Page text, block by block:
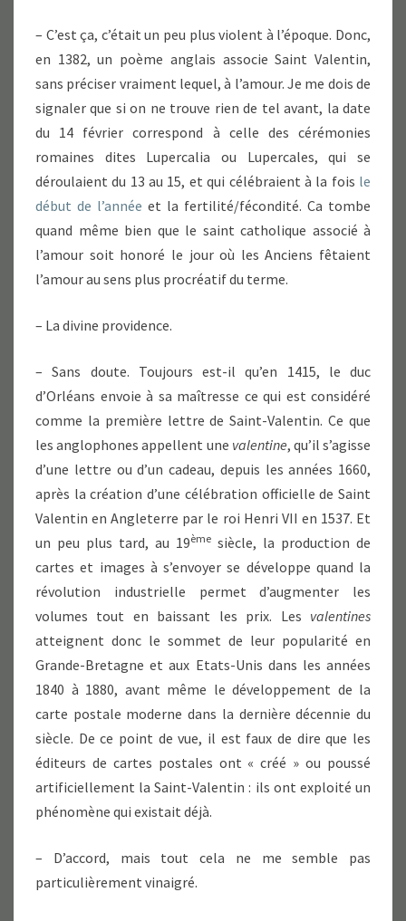
– C’est ça, c’était un peu plus violent à l’époque. Donc,
en 1382, un poème anglais associe Saint Valentin,
sans préciser vraiment lequel, à l’amour. Je me dois de
signaler que si on ne trouve rien de tel avant, la date
du 14 février correspond à celle des cérémonies
romaines dites Lupercalia ou Lupercales, qui se
déroulaient du 13 au 15, et qui célébraient à la fois le
début de l’année et la fertilité/fécondité. Ca tombe
quand même bien que le saint catholique associé à
l’amour soit honoré le jour où les Anciens fêtaient
l’amour au sens plus procréatif du terme.
– La divine providence.
– Sans doute. Toujours est-il qu’en 1415, le duc
d’Orléans envoie à sa maîtresse ce qui est considéré
comme la première lettre de Saint-Valentin. Ce que
les anglophones appellent une valentine, qu’il s’agisse
d’une lettre ou d’un cadeau, depuis les années 1660,
après la création d’une célébration officielle de Saint
Valentin en Angleterre par le roi Henri VII en 1537. Et
un peu plus tard, au 19ème siècle, la production de
cartes et images à s’envoyer se développe quand la
révolution industrielle permet d’augmenter les
volumes tout en baissant les prix. Les valentines
atteignent donc le sommet de leur popularité en
Grande-Bretagne et aux Etats-Unis dans les années
1840 à 1880, avant même le développement de la
carte postale moderne dans la dernière décennie du
siècle. De ce point de vue, il est faux de dire que les
éditeurs de cartes postales ont « créé » ou poussé
artificiellement la Saint-Valentin : ils ont exploité un
phénomène qui existait déjà.
– D’accord, mais tout cela ne me semble pas
particulièrement vinaigré.